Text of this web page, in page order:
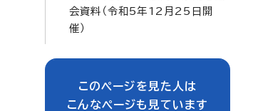
会資料（令和5年12月25日開
催）
このページを見た人は
こんなページも見ています